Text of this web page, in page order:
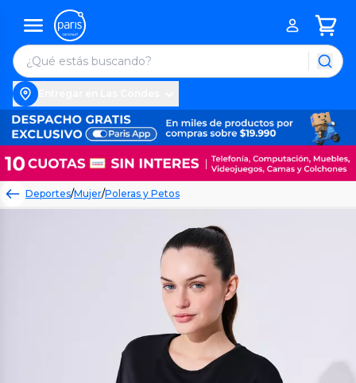
Deportes/Mujer/Poleras y Petos